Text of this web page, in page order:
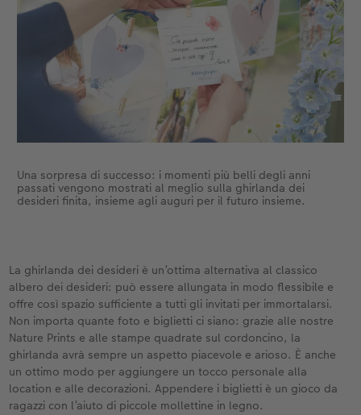
Una sorpresa di successo: i momenti più belli degli anni
passati vengono mostrati al meglio sulla ghirlanda dei
desideri finita, insieme agli auguri per il futuro insieme.
La ghirlanda dei desideri è un’ottima alternativa al classico
albero dei desideri: può essere allungata in modo flessibile e
offre così spazio sufficiente a tutti gli invitati per immortalarsi.
Non importa quante foto e biglietti ci siano: grazie alle nostre
Nature Prints e alle stampe quadrate sul cordoncino, la
ghirlanda avrà sempre un aspetto piacevole e arioso. È anche
un ottimo modo per aggiungere un tocco personale alla
location e alle decorazioni. Appendere i biglietti è un gioco da
ragazzi con l’aiuto di piccole mollettine in legno.